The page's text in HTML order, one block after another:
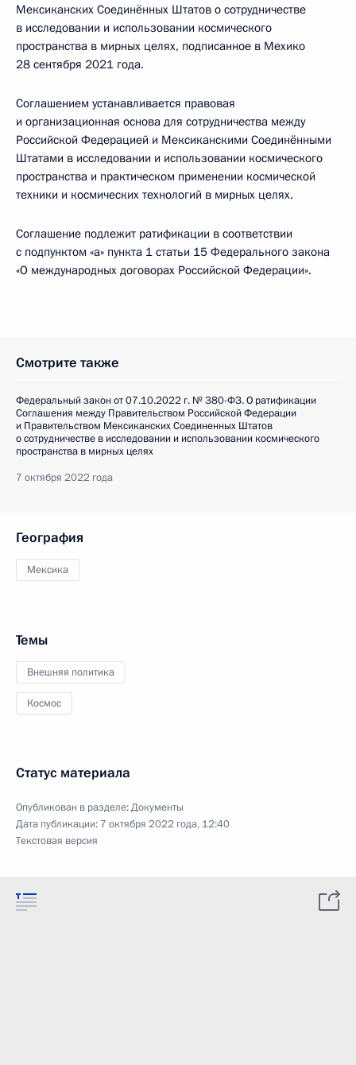
Мексиканских Соединённых Штатов о сотрудничестве
в исследовании и использовании космического
пространства в мирных целях, подписанное в Мехико
28 сентября 2021 года.
Соглашением устанавливается правовая
и организационная основа для сотрудничества между
Российской Федерацией и Мексиканскими Соединёнными
Штатами в исследовании и использовании космического
пространства и практическом применении космической
техники и космических технологий в мирных целях.
Соглашение подлежит ратификации в соответствии
с подпунктом «а» пункта 1 статьи 15 Федерального закона
«О международных договорах Российской Федерации».
Смотрите также
Федеральный закон от 07.10.2022 г. № 380-ФЗ. О ратификации
Соглашения между Правительством Российской Федерации
и Правительством Мексиканских Соединенных Штатов
о сотрудничестве в исследовании и использовании космического
пространства в мирных целях
7 октября 2022 года
География
Мексика
Темы
Внешняя политика
Космос
Статус материала
Опубликован в разделе:Документы
Дата публикации: 7 октября 2022 года, 12:40
Текстовая версия